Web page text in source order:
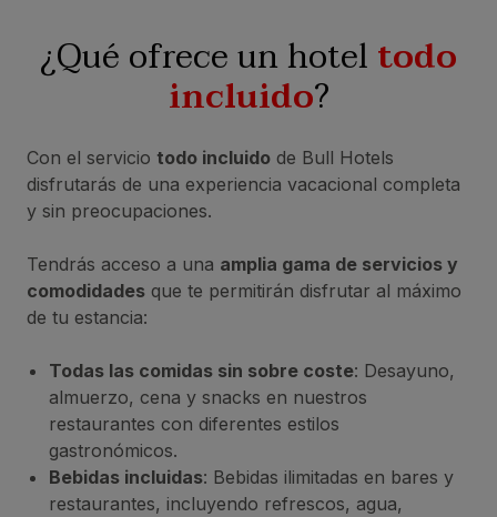
¿Qué ofrece un hoteltodo
incluido?
Con el servicio todo incluido de Bull Hotels
disfrutarás de una experiencia vacacional completa
y sin preocupaciones.
Tendrás acceso a una amplia gama de servicios y
comodidades que te permitirán disfrutar al máximo
de tu estancia:
Todas las comidas sin sobre coste: Desayuno,
almuerzo, cena y snacks en nuestros
restaurantes con diferentes estilos
gastronómicos.
Bebidas incluidas: Bebidas ilimitadas en bares y
restaurantes, incluyendo refrescos, agua,